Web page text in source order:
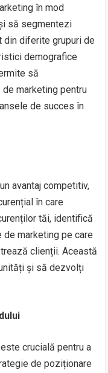
în mod
să segmentezi
din diferite grupuri de
demografice
să
marketing pentru
de succes în
avantaj competitiv,
în care
tăi, identifică
marketing pe care
clienții. Această
și să dezvolți
crucială pentru a
de poziționare